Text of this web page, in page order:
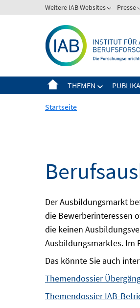
zum
Weitere IAB Websites Presse
THEMEN
Startseite
Der Ausbildungsmarkt
die Bewerberinteressen
die keinen
Ausbildungsmarktes. Im
Das könnte Sie auch
Themendossier
Themendossier IAB-